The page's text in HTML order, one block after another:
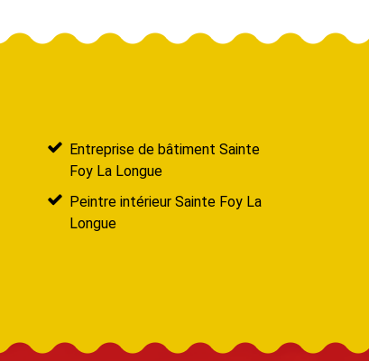
Entreprise de bâtiment Sainte
Foy La Longue
Peintre intérieur Sainte Foy La
Longue